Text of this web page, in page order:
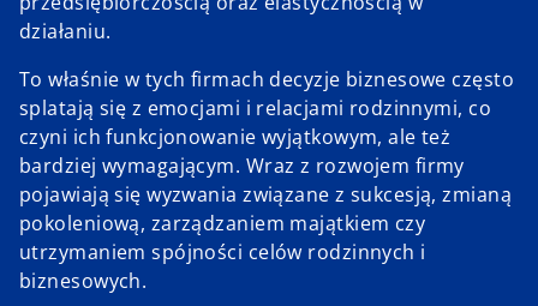
działaniu.
To właśnie w tych firmach decyzje biznesowe często
splatają się z emocjami i relacjami rodzinnymi, co
czyni ich funkcjonowanie wyjątkowym, ale też
bardziej wymagającym. Wraz z rozwojem firmy
pojawiają się wyzwania związane z sukcesją, zmianą
pokoleniową, zarządzaniem majątkiem czy
utrzymaniem spójności celów rodzinnych i
biznesowych.